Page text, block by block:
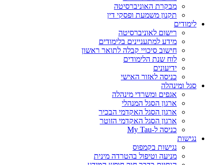
מבקרת האוניברסיטה
תקנון משמעת ופסקי דין
לימודים
רישום לאוניברסיטה
מידע למתעניינים בלימודים
חישוב סיכויי קבלה לתואר ראשון
לוח שנת הלימודים
ידיעונים
כניסה לאזור האישי
סגל ומינהלה
אגפים ומשרדי מינהלה
ארגון הסגל המנהלי
ארגון הסגל האקדמי הבכיר
ארגון הסגל האקדמי הזוטר
כניסה ל-My Tau
נגישות
נגישות בקמפוס
מניעה וטיפול בהטרדה מינית